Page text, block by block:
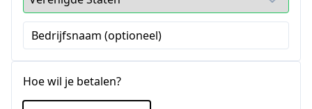
Bedrijfsnaam (optioneel)
Hoe wil je betalen?